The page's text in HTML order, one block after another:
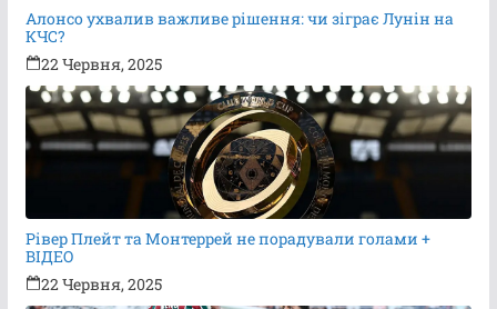
Алонсо ухвалив важливе рішення: чи зіграє Лунін на
КЧС?
22 Червня, 2025
Рівер Плейт та Монтеррей не порадували голами +
ВІДЕО
22 Червня, 2025